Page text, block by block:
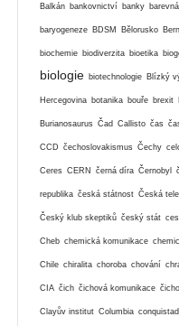
Balkán bankovnictví banky
baryogeneze BDSM Bělorusko
biochemie biodiverzita bioetika
biologie biotechnologie Blízký
Hercegovina botanika bouře brexit
Burianosaurus Čad Callisto čas
CCD čechoslovakismus Čechy
Ceres CERN černá díra Černobyl
republika česká státnost Česká
Český klub skeptiků český stát
Cheb chemická komunikace
Chile chiralita choroba chování
CIA čich čichová komunikace
Clayův institut Columbia